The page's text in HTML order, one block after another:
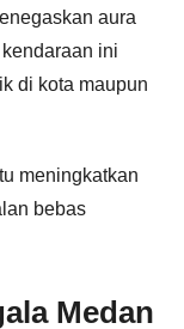
aura
ini
di kota maupun
meningkatkan
bebas
Medan